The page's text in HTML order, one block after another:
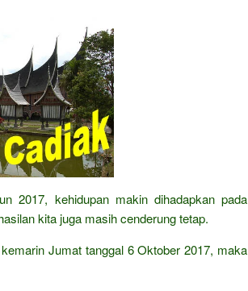
2017, kehidupan makin dihadapkan pada
kita juga masih cenderung tetap.
Jumat tanggal 6 Oktober 2017, maka